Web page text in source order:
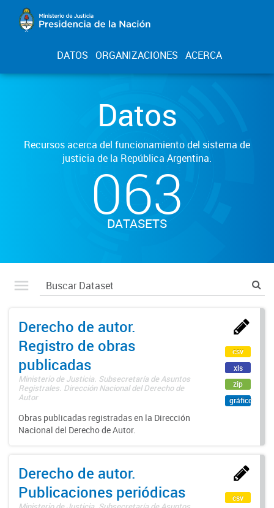
DATOS ORGANIZACIONES ACERCA
Datos
Recursos acerca del funcionamiento del sistema de
justicia de la República Argentina.
063
DATASETS
Derecho de autor.
Registro de obras
publicadas
Ministerio de Justicia. Subsecretaría de Asuntos
Registrales. Dirección Nacional del Derecho de
Autor
Obras publicadas registradas en la Dirección
Nacional del Derecho de Autor.
csv
xls
zip
gráfico
Derecho de autor.
Publicaciones periódicas
csv